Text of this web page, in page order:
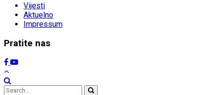
Vijesti
Aktuelno
Impressum
Pratite nas